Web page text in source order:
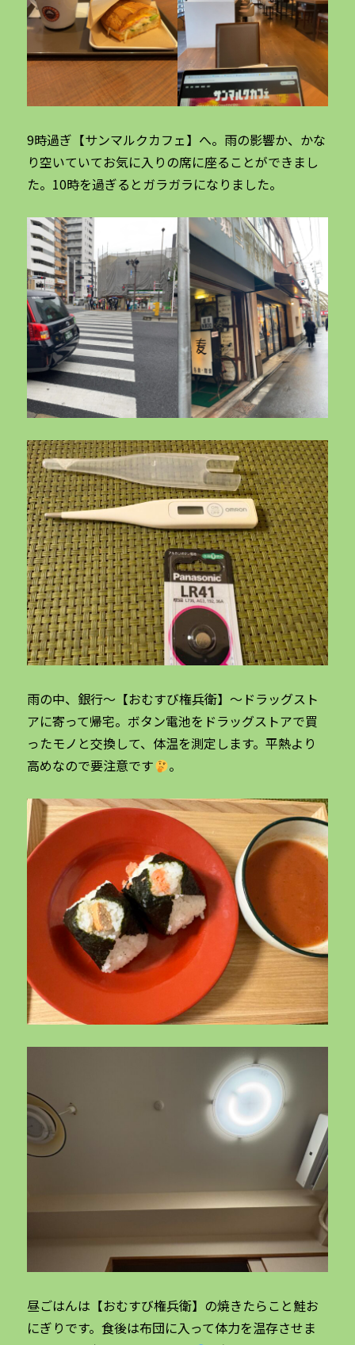
9時過ぎ【サンマルクカフェ】へ。雨の影響か、かな
り空いていてお気に入りの席に座ることができまし
た。10時を過ぎるとガラガラになりました。
雨の中、銀行〜【おむすび権兵衛】〜ドラッグスト
アに寄って帰宅。ボタン電池をドラッグストアで買
ったモノと交換して、体温を測定します。平熱より
高めなので要注意です
。
昼ごはんは【おむすび権兵衛】の焼きたらこと鮭お
にぎりです。食後は布団に入って体力を温存させま